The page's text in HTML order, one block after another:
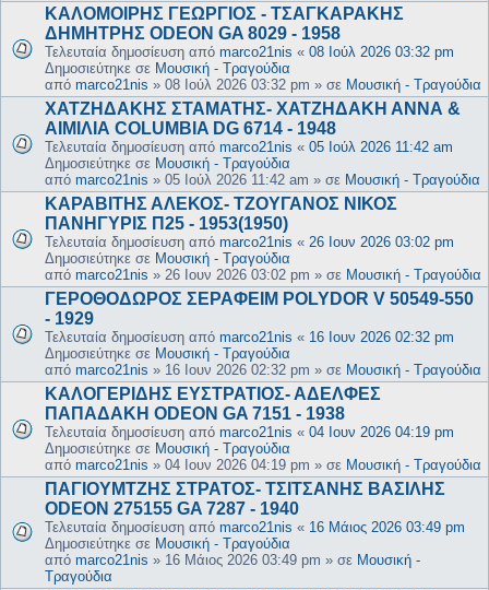
ΚΑΛΟΜΟΙΡΗΣ ΓΕΩΡΓΙΟΣ - ΤΣΑΓΚΑΡΑΚΗΣ
ΔΗΜΗΤΡΗΣ ODEON GA 8029 - 1958
Τελευταία δημοσίευση από marco21nis « 08 Ιούλ 2026 03:32 pm
Δημοσιεύτηκε σε Μουσική - Τραγούδια
από marco21nis » 08 Ιούλ 2026 03:32 pm » σε Μουσική - Τραγούδια
ΧΑΤΖΗΔΑΚΗΣ ΣΤΑΜΑΤΗΣ- ΧΑΤΖΗΔΑΚΗ ΑΝΝΑ &
ΑΙΜΙΛΙΑ COLUMBIA DG 6714 - 1948
Τελευταία δημοσίευση από marco21nis « 05 Ιούλ 2026 11:42 am
Δημοσιεύτηκε σε Μουσική - Τραγούδια
από marco21nis » 05 Ιούλ 2026 11:42 am » σε Μουσική - Τραγούδια
ΚΑΡΑΒΙΤΗΣ ΑΛΕΚΟΣ- ΤΖΟΥΓΑΝΟΣ ΝΙΚΟΣ
ΠΑΝΗΓΥΡΙΣ Π25 - 1953(1950)
Τελευταία δημοσίευση από marco21nis « 26 Ιουν 2026 03:02 pm
Δημοσιεύτηκε σε Μουσική - Τραγούδια
από marco21nis » 26 Ιουν 2026 03:02 pm » σε Μουσική - Τραγούδια
ΓΕΡΟΘΟΔΩΡΟΣ ΣΕΡΑΦΕΙΜ POLYDOR V 50549-550
- 1929
Τελευταία δημοσίευση από marco21nis « 16 Ιουν 2026 02:32 pm
Δημοσιεύτηκε σε Μουσική - Τραγούδια
από marco21nis » 16 Ιουν 2026 02:32 pm » σε Μουσική - Τραγούδια
ΚΑΛΟΓΕΡΙΔΗΣ ΕΥΣΤΡΑΤΙΟΣ- ΑΔΕΛΦΕΣ
ΠΑΠΑΔΑΚΗ ODEON GA 7151 - 1938
Τελευταία δημοσίευση από marco21nis « 04 Ιουν 2026 04:19 pm
Δημοσιεύτηκε σε Μουσική - Τραγούδια
από marco21nis » 04 Ιουν 2026 04:19 pm » σε Μουσική - Τραγούδια
ΠΑΓΙΟΥΜΤΖΗΣ ΣΤΡΑΤΟΣ- ΤΣΙΤΣΑΝΗΣ ΒΑΣΙΛΗΣ
ODEON 275155 GA 7287 - 1940
Τελευταία δημοσίευση από marco21nis « 16 Μάιος 2026 03:49 pm
Δημοσιεύτηκε σε Μουσική - Τραγούδια
από marco21nis » 16 Μάιος 2026 03:49 pm » σε Μουσική -
Τραγούδια